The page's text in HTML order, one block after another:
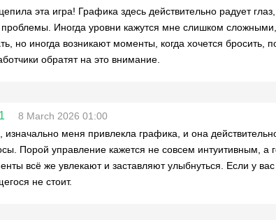
эта игра! Графика здесь действительно радует
Иногда уровни кажутся мне слишком
но иногда возникают моменты, когда хочется бросить,
обратят на это внимание.
8 March 2026 01:00
меня привлекла графика, и она
Порой управление кажется не совсем интуитивным,
всё же увлекают и заставляют улыбнуться. Если у
не стоит.